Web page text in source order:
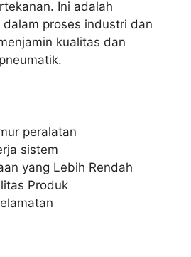
Ini adalah
proses industri dan
kualitas dan
peralatan
sistem
yang Lebih Rendah
Produk